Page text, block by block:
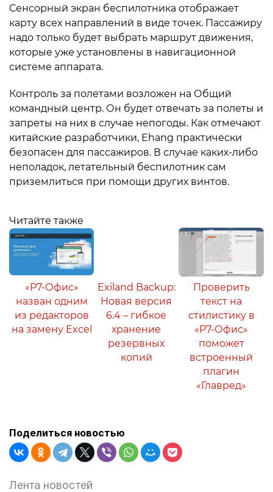
Сенсорный экран беспилотника отображает
карту всех направлений в виде точек. Пассажиру
надо только будет выбрать маршрут движения,
которые уже установлены в навигационной
системе аппарата.
Контроль за полетами возложен на Общий
командный центр. Он будет отвечать за полеты и
запреты на них в случае непогоды. Как отмечают
китайские разработчики, Ehang практически
безопасен для пассажиров. В случае каких-либо
неполадок, летательный беспилотник сам
приземлиться при помощи других винтов.
Читайте также
«Р7-Офис»
назван одним
из редакторов
на замену Excel
Exiland Backup:
Новая версия
6.4 – гибкое
хранение
резервных
копий
Проверить
текст на
стилистику в
«Р7-Офис»
поможет
встроенный
плагин
«Главред»
Поделиться новостью
Лента новостей